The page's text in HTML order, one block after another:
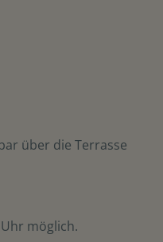
über die Terrasse
möglich.